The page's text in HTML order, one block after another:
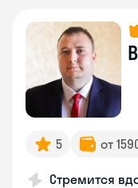
5 от
Стремится